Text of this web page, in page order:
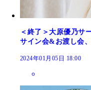
＜終了＞大原優乃サ
サイン会&お渡し会
2024年01月05日 18:00